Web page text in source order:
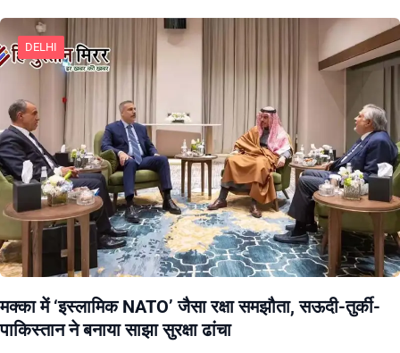
DELHI
मक्का में ‘इस्लामिक NATO’ जैसा रक्षा समझौता, सऊदी-तुर्की-
पाकिस्तान ने बनाया साझा सुरक्षा ढांचा